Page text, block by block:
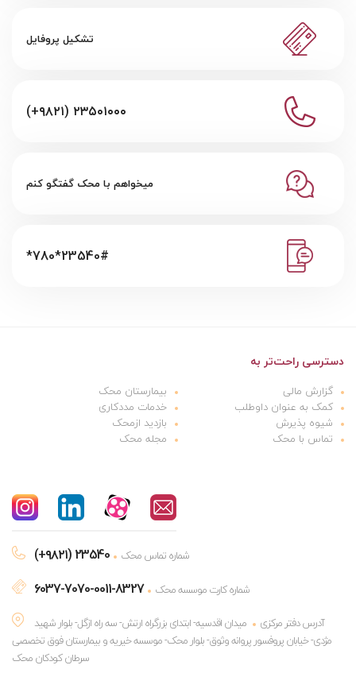
تشکیل پروفایل
(+۹۸۲۱) ۲۳۵۰۱۰۰۰
میخواهم با محک گفتگو کنم
*780*23540#
دسترسی راحت‌تر به
گزارش مالی
بیمارستان محک
کمک به عنوان داوطلب
خدمات مددکاری
شیوه پذیرش
بازدید ازمحک
تماس با محک
مجله محک
(+۹۸۲۱) 23540 شماره تماس محک
6037-7070-0011-8327
شماره کارت موسسه محک
آدرس دفتر مرکزی
میدان اقدسیه- ابتدای بزرگراه ارتش- سه راه ازگل- بلوار شهید
مژدی- خیابان پروفسور پروانه وثوق- بلوار محک- موسسه خیریه و بیمارستان فوق تخصصی
سرطان کودکان محک